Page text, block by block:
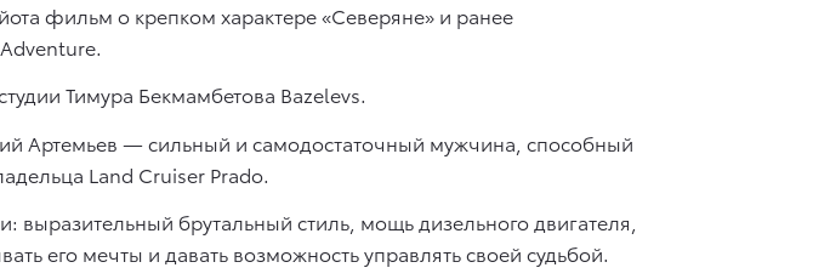
фильм о крепком характере «Северяне» и ранее
Тимура Бекмамбетова Bazelevs.
Артемьев — сильный и самодостаточный мужчина, способный
Land Cruiser Prado.
брутальный стиль, мощь дизельного двигателя,
его мечты и давать возможность управлять своей судьбой.